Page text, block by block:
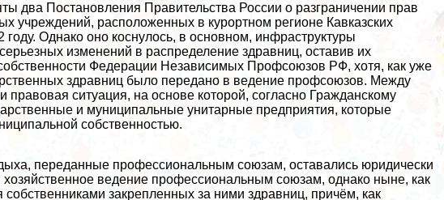
два Постановления Правительства России о разграничении прав
учреждений, расположенных в курортном регионе Кавказских
Однако оно коснулось, в основном, инфраструктуры
изменений в распределение здравниц, оставив их
Федерации Независимых Профсоюзов РФ, хотя, как уже
здравниц было передано в ведение профсоюзов. Между
правовая ситуация, на основе которой, согласно Гражданскому
и муниципальные унитарные предприятия, которые
собственностью.
переданные профессиональным союзам, оставались юридически
хозяйственное ведение профессиональным союзам, однако ныне, как
закрепленных за ними здравниц, причём, как